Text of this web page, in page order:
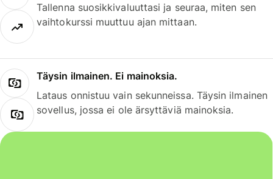
Tallenna suosikkivaluuttasi ja seuraa, miten sen
vaihtokurssi muuttuu ajan mittaan.
Täysin ilmainen. Ei mainoksia.
Lataus onnistuu vain sekunneissa. Täysin ilmainen
sovellus, jossa ei ole ärsyttäviä mainoksia.